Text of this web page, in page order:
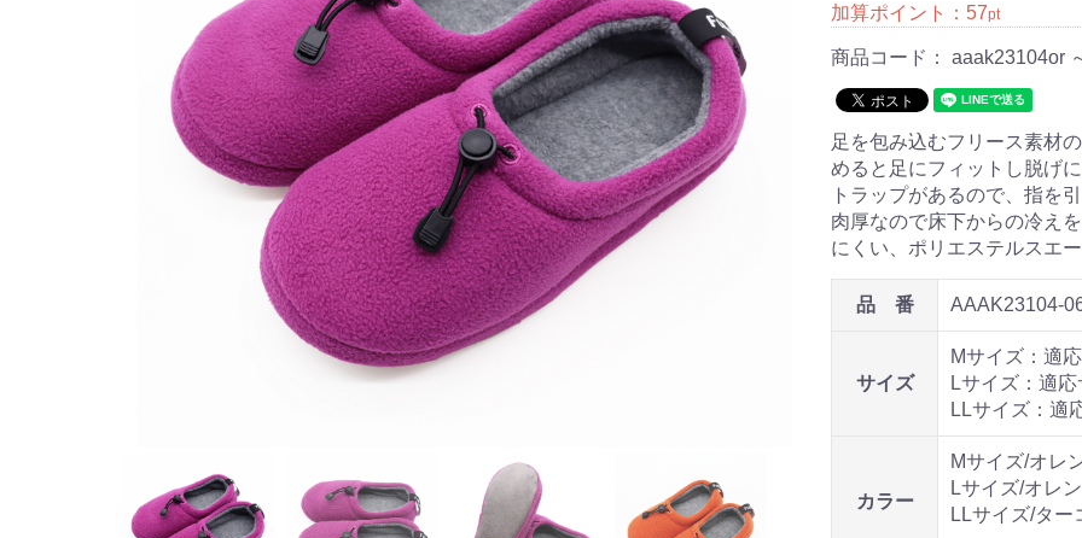
加算ポイント： 57pt
商品コード： aaak23104or
足を包み込むフリース素材
めると足にフィットし脱げ
トラップがあるので、指を
肉厚なので床下からの冷え
にくい、ポリエステルスエ
品 番 AAAK23104-
サイズ
Mサイズ：適
Lサイズ：適
LLサイズ：適
カラー
Mサイズ/オレ
Lサイズ/オレ
LLサイズ/ター